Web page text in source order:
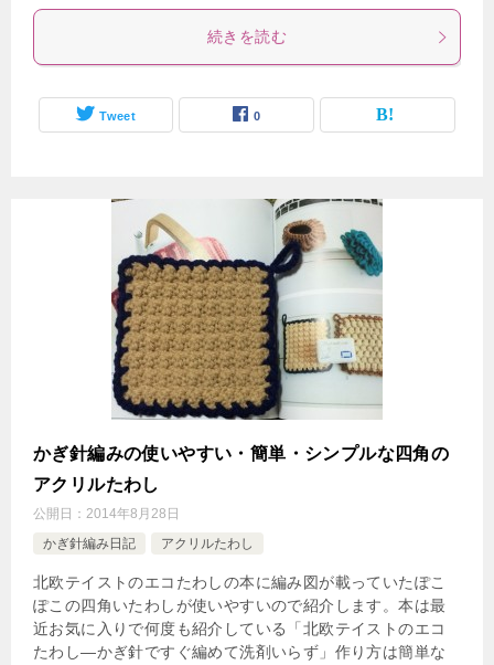
続きを読む
Tweet 0
かぎ針編みの使いやすい・簡単・シンプルな四角の
アクリルたわし
公開日： 2014年8月28日
かぎ針編み日記
アクリルたわし
北欧テイストのエコたわしの本に編み図が載っていたぽこ
ぽこの四角いたわしが使いやすいので紹介します。本は最
近お気に入りで何度も紹介している「北欧テイストのエコ
たわし―かぎ針ですぐ編めて洗剤いらず」作り方は簡単な